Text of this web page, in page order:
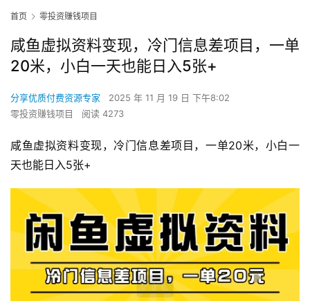
首页 零投资赚钱项目
咸鱼虚拟资料变现，冷门信息差项目，一单
20米，小白一天也能日入5张+
分享优质付费资源专家
2025 年 11 月 19 日 下午8:02
零投资赚钱项目
阅读 4273
咸鱼虚拟资料变现，冷门信息差项目，一单20米，小白一
天也能日入5张+